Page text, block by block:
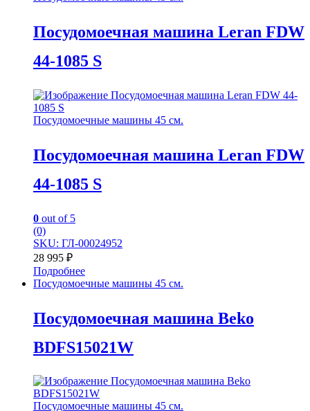
Посудомоечная машина Leran FDW
44-1085 S
Посудомоечные машины 45 см.
Посудомоечная машина Leran FDW
44-1085 S
0 out of 5
(0)
SKU: ГЛ-00024952
28 995 ₽
Подробнее
Посудомоечные машины 45 см.
Посудомоечная машина Beko
BDFS15021W
Посудомоечные машины 45 см.